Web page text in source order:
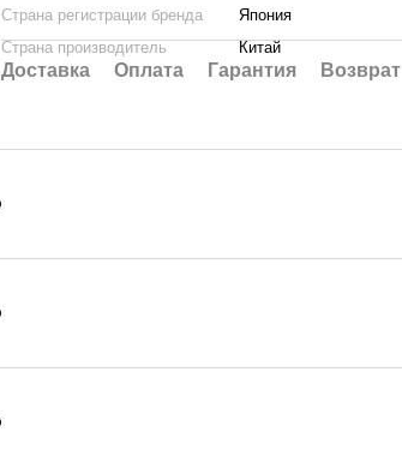
Страна регистрации бренда
Япония
Страна производитель
Китай
Доставка Оплата Гарантия Возврат